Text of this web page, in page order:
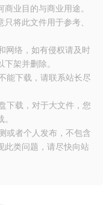
以更高效地进行后期处
功能升级和广泛兼容性
设计师和摄影师不可或
借其稳定的性能、多样
图像处理领域的佼佼
业目的与商业用途。
将此文件用于参考、
网络，如有侵权请及时
架并删除。
能下载，请联系站长尽
下载，对于大文件，您
或者个人发布，不包含
此类问题，请尽快向站